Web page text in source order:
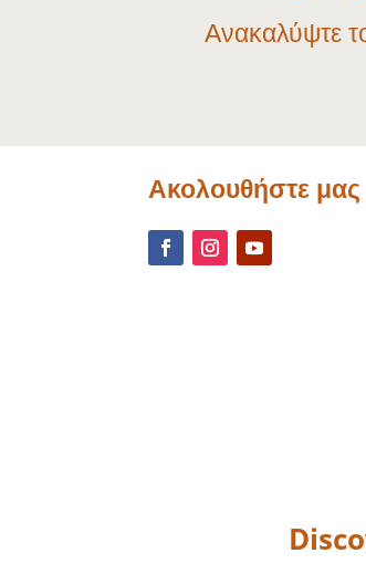
Ανακαλύψτε
Ακολουθήστε μας